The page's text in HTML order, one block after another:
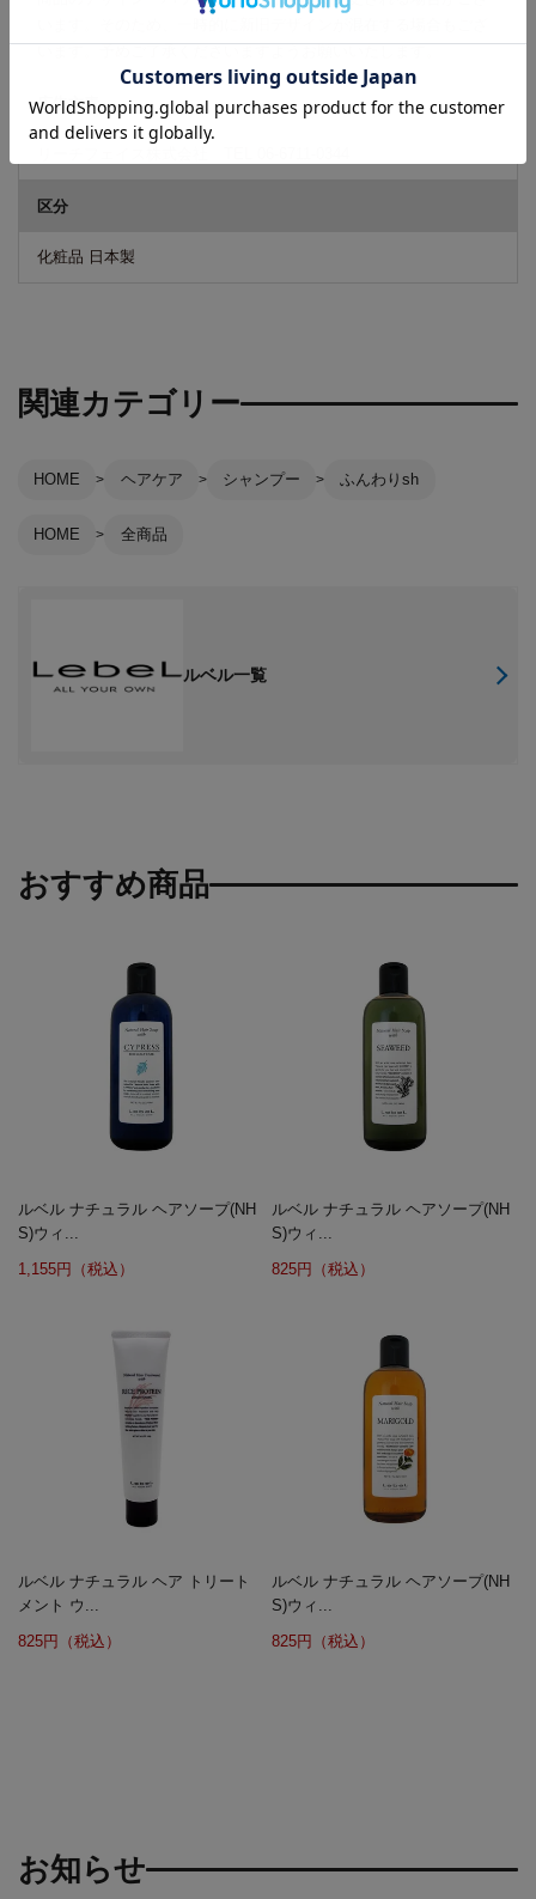
広告文責
区分
化粧品 日本製
関連カテゴリー
HOME ヘアケア シャンプー ふんわりsh
HOME 全商品
ルベル一覧
おすすめ商品
ルベル ナチュラル ヘアソープ(NH
S)ウィ...
1,155円（税込）
ルベル ナチュラル ヘアソープ(NH
S)ウィ...
825円（税込）
ルベル ナチュラル ヘア トリート
メント ウ...
825円（税込）
ルベル ナチュラル ヘアソープ(NH
S)ウィ...
825円（税込）
お知らせ